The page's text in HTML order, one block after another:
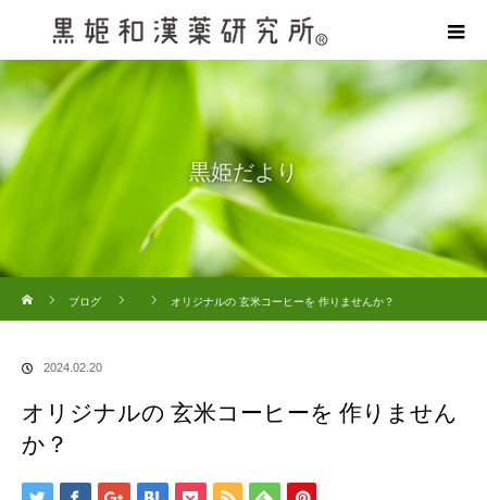
黒姫だより
ブログ
オリジナルの 玄米コーヒーを 作りませんか？
2024.02.20
オリジナルの 玄米コーヒーを 作りません
か？